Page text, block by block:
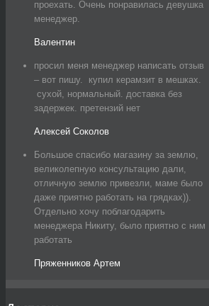
проехать. Очень понравилась девушка
менеджер.
Валентин
просил меня менеджер написать отзыв
– вот пишу. купил керамзит в мешках.
сухой, нормальный. доставка без
задержек. претензий нет
Алексей Соколов
Большое спасибо магазину за землю,
великолепную консультацию дали,
отличную землю привезли, маме было
даже приятно работать на грядках)).
Отдельно хочу поблагодарить
менеджера Никиту, было приятно с ним
работать
Пряженников Артем